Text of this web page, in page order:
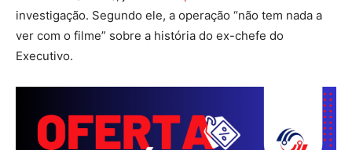
investigação. Segundo ele, a operação “não tem nada a
ver com o filme” sobre a história do ex-chefe do
Executivo.